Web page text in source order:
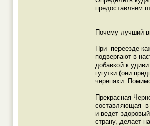
предоставляем
Почему лучший
При переезде
подвергают в
добавкой к
гугутки (они
черепахи.
Прекрасная
составляющая в
и ведет
страну, делает